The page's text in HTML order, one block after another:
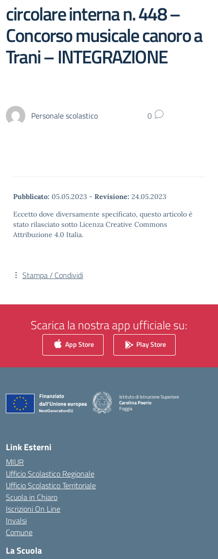
circolare interna n. 448 –
Concorso musicale canoro a
Trani – INTEGRAZIONE
Personale scolastico 0
Pubblicato: 05.05.2023 - Revisione: 24.05.2023
Eccetto dove diversamente specificato, questo articolo è
stato rilasciato sotto Licenza Creative Commons
Attribuzione 4.0 Italia.
Stampa / Condividi
Scarica la nostra app ufficiale su:
App Store Play Store
Istituto di Istruzione Superiore
Carolina Poerio
Foggia
— Visita la pagina iniziale della scuola
Link Esterni
MIUR
Ufficio Scolastico Regionale
Ufficio Scolastico Territoriale
Scuola in Chiaro
Iscrizioni On Line
Invalsi
Comune
La Scuola